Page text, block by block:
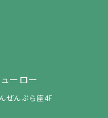
ーロー
ぜんぷら座4F